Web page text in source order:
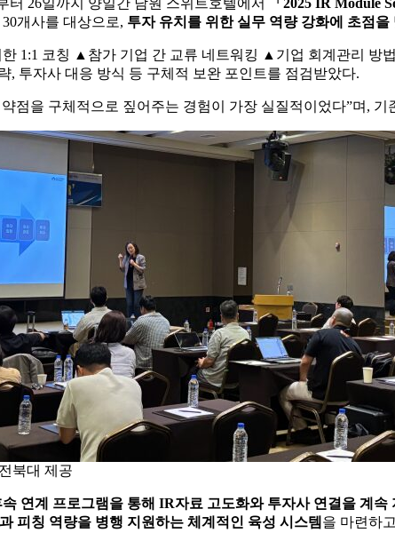
개사를 대상으로, 투자 유치를 위한 실무 역량 강화에 초점을
1:1 코칭 ▲참가 기업 간 교류 네트워킹 ▲기업 회계관리 방
, 투자사 대응 방식 등 구체적 보완 포인트를 점검받았다.
점을 구체적으로 짚어주는 경험이 가장 실질적이었다”며,
북대 제공
연계 프로그램을 통해 IR자료 고도화와 투자사 연결을 계속
피칭 역량을 병행 지원하는 체계적인 육성 시스템 을 마련하